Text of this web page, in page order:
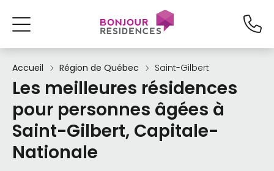
Accueil Région de Québec Saint-Gilbert
Les meilleures résidences
pour personnes âgées à
Saint-Gilbert, Capitale-
Nationale